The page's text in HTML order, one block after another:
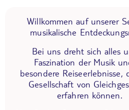
Willkommen auf unserer
musikalische
Bei uns dreht sich alles
Faszination der Musik
besondere Reiseerlebnisse,
Gesellschaft von
erfahren können.